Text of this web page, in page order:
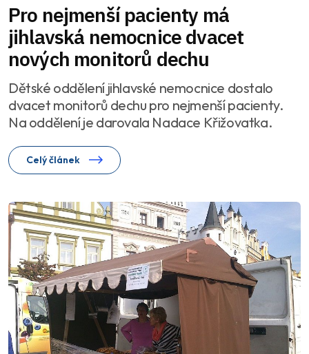
Pro nejmenší pacienty má
jihlavská nemocnice dvacet
nových monitorů dechu
Dětské oddělení jihlavské nemocnice dostalo
dvacet monitorů dechu pro nejmenší pacienty.
Na oddělení je darovala Nadace Křižovatka.
Celý článek